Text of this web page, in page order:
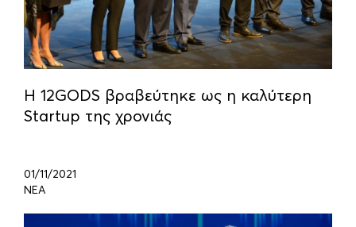
Η 12GODS βραβεύτηκε ως η καλύτερη
Startup της χρονιάς
01/11/2021
ΝΕΑ